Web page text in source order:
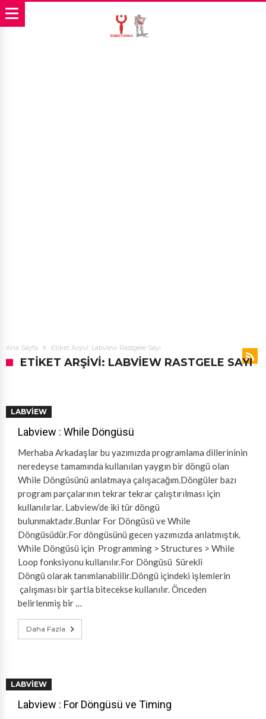
Ana Sayfa Etiket Arşivi: Labview Rastgele Sayı
ETIKET ARŞIVI: LABVIEW RASTGELE SAYI
LABVIEW
Labview : While Döngüsü
Merhaba Arkadaşlar bu yazımızda programlama dillerininin
neredeyse tamamında kullanılan yaygın bir döngü olan
While Döngüsünü anlatmaya çalışacağım.Döngüler bazı
program parçalarının tekrar tekrar çalıştırılması için
kullanılırlar. Labview’de iki tür döngü
bulunmaktadır.Bunlar For Döngüsü ve While
Döngüsüdür.For döngüsünü gecen yazımızda anlatmıştık.
While Döngüsü için Programming > Structures > While
Loop fonksiyonu kullanılır.For Döngüsü Sürekli
Döngü olarak tanımlanabiilir.Döngü içindeki işlemlerin
çalışması bir şartla bitecekse kullanılır. Önceden
belirlenmiş bir …
Daha Fazla
LABVIEW
Labview : For Döngüsü ve Timing